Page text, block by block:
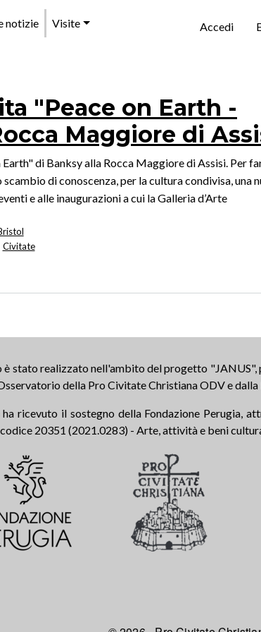
notizie Visite
User
Accedi
"Peace on Earth -
Maggiore di
Earth" di Banksy alla Rocca Maggiore di Assisi. Per
di conoscenza, per la cultura condivisa, una
e alle inaugurazioni a cui la Galleria d’Arte
Civitate
è stato realizzato nell'ambito del progetto "JANUS",
della Pro Civitate Christiana ODV e
ricevuto il sostegno della Fondazione Perugia,
20351 (2021.0283) - Arte, attività e beni